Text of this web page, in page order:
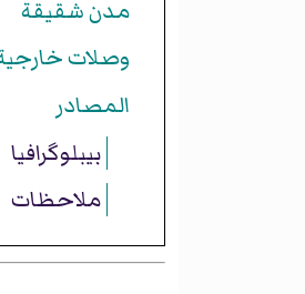
مدن شقيقة
وصلات
المصادر
بيبلوگرافيا
ملاحظات